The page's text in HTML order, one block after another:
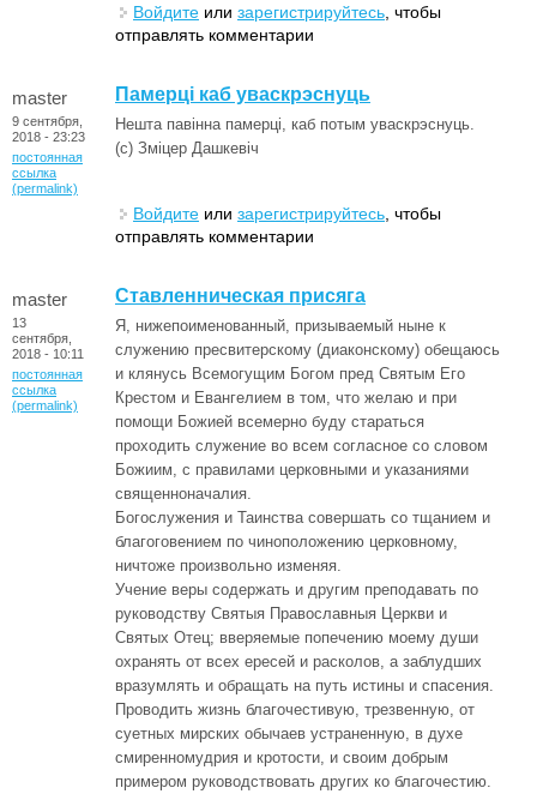
Войдите или зарегистрируйтесь , чтобы
отправлять комментарии
master
9 сентября,
2018 - 23:23
постоянная
ссылка
(permalink)
Памерці каб уваскрэснуць
Нешта павінна памерці, каб потым уваскрэснуць.
(c) Зміцер Дашкевіч
Войдите или зарегистрируйтесь , чтобы
отправлять комментарии
master
13
сентября,
2018 - 10:11
постоянная
ссылка
(permalink)
Ставленническая присяга
Я, нижепоименованный, призываемый ныне к
служению пресвитерскому (диаконскому) обещаюсь
и клянусь Всемогущим Богом пред Святым Его
Крестом и Евангелием в том, что желаю и при
помощи Божией всемерно буду стараться
проходить служение во всем согласное со словом
Божиим, с правилами церковными и указаниями
священноначалия.
Богослужения и Таинства совершать со тщанием и
благоговением по чиноположению церковному,
ничтоже произвольно изменяя.
Учение веры содержать и другим преподавать по
руководству Святыя Православныя Церкви и
Святых Отец; вверяемые попечению моему души
охранять от всех ересей и расколов, а заблудших
вразумлять и обращать на путь истины и спасения.
Проводить жизнь благочестивую, трезвенную, от
суетных мирских обычаев устраненную, в духе
смиренномудрия и кротости, и своим добрым
примером руководствовать других ко благочестию.